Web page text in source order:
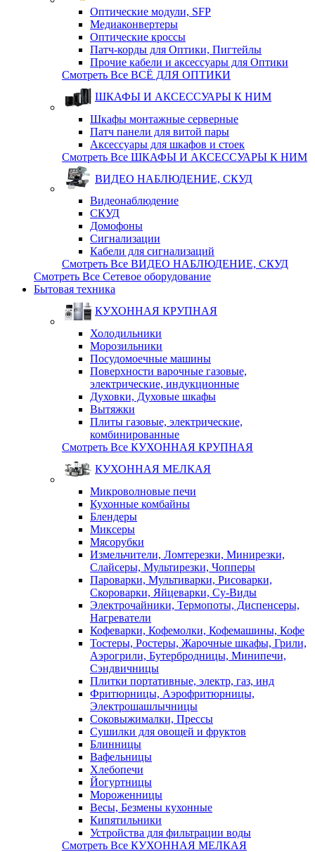
Оптические модули, SFP
Медиаконвертеры
Оптические кросcы
Патч-корды для Оптики, Пигтейлы
Прочие кабели и аксессуары для Оптики
Смотреть Все ВСЁ ДЛЯ ОПТИКИ
ШКАФЫ И АКСЕССУАРЫ К НИМ
Шкафы монтажные серверные
Патч панели для витой пары
Аксессуары для шкафов и стоек
Смотреть Все ШКАФЫ И АКСЕССУАРЫ К НИМ
ВИДЕО НАБЛЮДЕНИЕ, СКУД
Видеонаблюдение
СКУД
Домофоны
Сигнализации
Кабели для сигнализаций
Смотреть Все ВИДЕО НАБЛЮДЕНИЕ, СКУД
Смотреть Все Сетевое оборудование
Бытовая техника
КУХОННАЯ КРУПНАЯ
Холодильники
Морозильники
Посудомоечные машины
Поверхности варочные газовые,
электрические, индукционные
Духовки, Духовые шкафы
Вытяжки
Плиты газовые, электрические,
комбинированные
Смотреть Все КУХОННАЯ КРУПНАЯ
КУХОННАЯ МЕЛКАЯ
Микроволновые печи
Кухонные комбайны
Блендеры
Миксеры
Мясорубки
Измельчители, Ломтерезки, Минирезки,
Слайсеры, Мультирезки, Чопперы
Пароварки, Мультиварки, Рисоварки,
Скороварки, Яйцеварки, Су-Виды
Электрочайники, Термопоты, Диспенсеры,
Нагреватели
Кофеварки, Кофемолки, Кофемашины, Кофе
Тостеры, Ростеры, Жарочные шкафы, Грили,
Аэрогрили, Бутербродницы, Минипечи,
Сэндвичницы
Плитки портативные, электр, газ, инд
Фритюрницы, Аэрофритюрницы,
Электрошашлычницы
Соковыжималки, Прессы
Сушилки для овощей и фруктов
Блинницы
Вафельницы
Хлебопечи
Йогуртницы
Мороженницы
Весы, Безмены кухонные
Кипятильники
Устройства для фильтрации воды
Смотреть Все КУХОННАЯ МЕЛКАЯ